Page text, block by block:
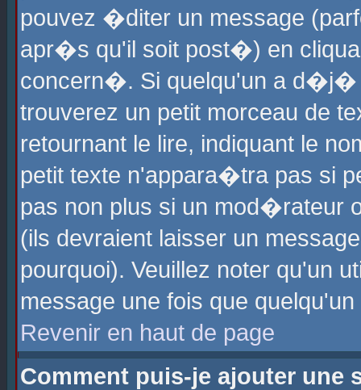
pouvez �diter un message
apr�s qu'il soit post�) en
concern�. Si quelqu'un a
trouverez un petit morceau de
retournant le lire, indiquant le
petit texte n'appara�tra pas si
pas non plus si un mod�rateur
(ils devraient laisser un
pourquoi). Veuillez noter qu'un
message une fois que
Revenir en haut de page
Comment puis-je ajouter une